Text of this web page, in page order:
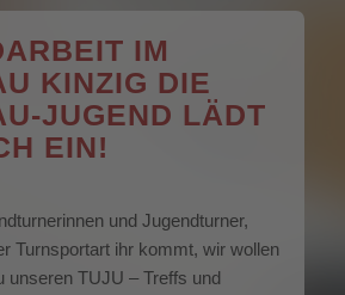
IM
KINZIG DIE
JUGEND LÄDT
EIN!
und Jugendturner,
Turnsportart ihr kommt, wir wollen
unseren TUJU – Treffs und